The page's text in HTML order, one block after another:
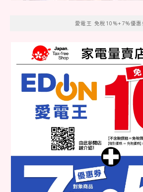
愛電王 免稅10%+7%優惠